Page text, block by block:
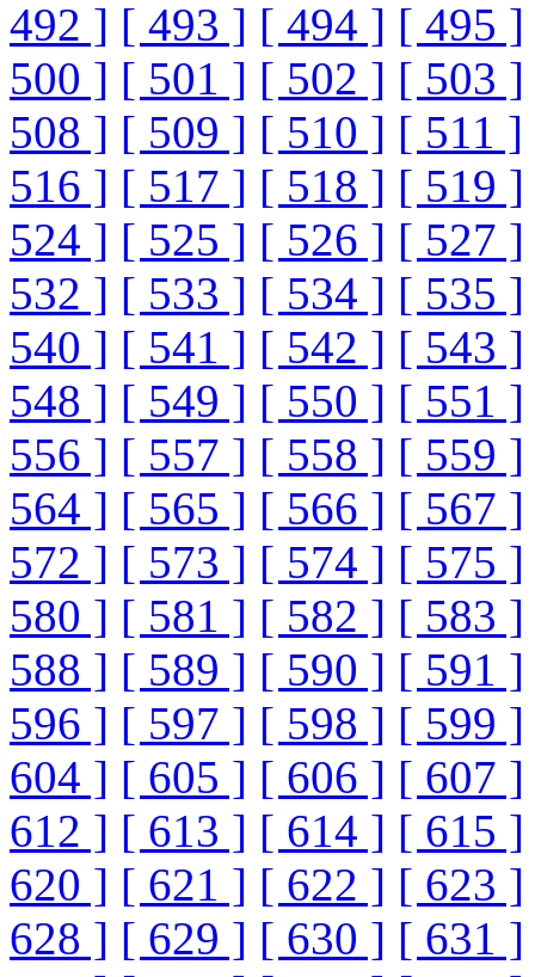
492 ] [ 493 ] [ 494 ] [ 495 ]
500 ] [ 501 ] [ 502 ] [ 503 ]
508 ] [ 509 ] [ 510 ] [ 511 ]
516 ] [ 517 ] [ 518 ] [ 519 ]
524 ] [ 525 ] [ 526 ] [ 527 ]
532 ] [ 533 ] [ 534 ] [ 535 ]
540 ] [ 541 ] [ 542 ] [ 543 ]
548 ] [ 549 ] [ 550 ] [ 551 ]
556 ] [ 557 ] [ 558 ] [ 559 ]
564 ] [ 565 ] [ 566 ] [ 567 ]
572 ] [ 573 ] [ 574 ] [ 575 ]
580 ] [ 581 ] [ 582 ] [ 583 ]
588 ] [ 589 ] [ 590 ] [ 591 ]
596 ] [ 597 ] [ 598 ] [ 599 ]
604 ] [ 605 ] [ 606 ] [ 607 ]
612 ] [ 613 ] [ 614 ] [ 615 ]
620 ] [ 621 ] [ 622 ] [ 623 ]
628 ] [ 629 ] [ 630 ] [ 631 ]